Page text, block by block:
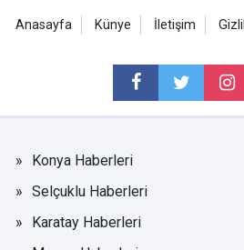
Anasayfa Künye İletişim
Konya Haberleri
Selçuklu Haberleri
Karatay Haberleri